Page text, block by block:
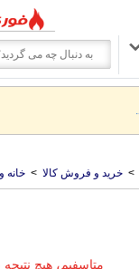
> خرید و فروش کالا > خانه
متاسفیم، هیچ